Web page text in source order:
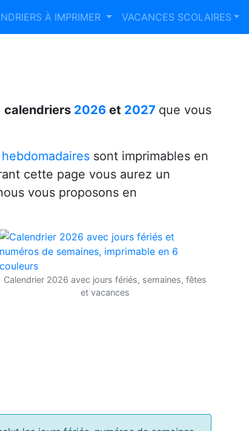
À IMPRIMER VACANCES SCOLAIRES
calendriers 2026et 2027 que vous
hebdomadairessont imprimables en
cette page vous aurez un
vous proposons en
Calendrier 2026 avec jours fériés, semaines, fêtes
et vacances